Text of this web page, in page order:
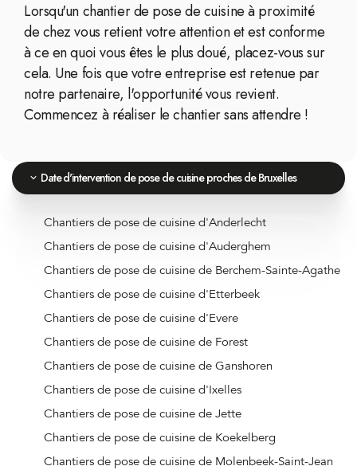
Lorsqu'un chantier de pose de cuisine à proximité
de chez vous retient votre attention et est conforme
à ce en quoi vous êtes le plus doué, placez-vous sur
cela. Une fois que votre entreprise est retenue par
notre partenaire, l'opportunité vous revient.
Commencez à réaliser le chantier sans attendre !
Date d'intervention de pose de cuisine proches de Bruxelles
Chantiers de pose de cuisine d'Anderlecht
Chantiers de pose de cuisine d'Auderghem
Chantiers de pose de cuisine de Berchem-Sainte-Agathe
Chantiers de pose de cuisine d'Etterbeek
Chantiers de pose de cuisine d'Evere
Chantiers de pose de cuisine de Forest
Chantiers de pose de cuisine de Ganshoren
Chantiers de pose de cuisine d'Ixelles
Chantiers de pose de cuisine de Jette
Chantiers de pose de cuisine de Koekelberg
Chantiers de pose de cuisine de Molenbeek-Saint-Jean